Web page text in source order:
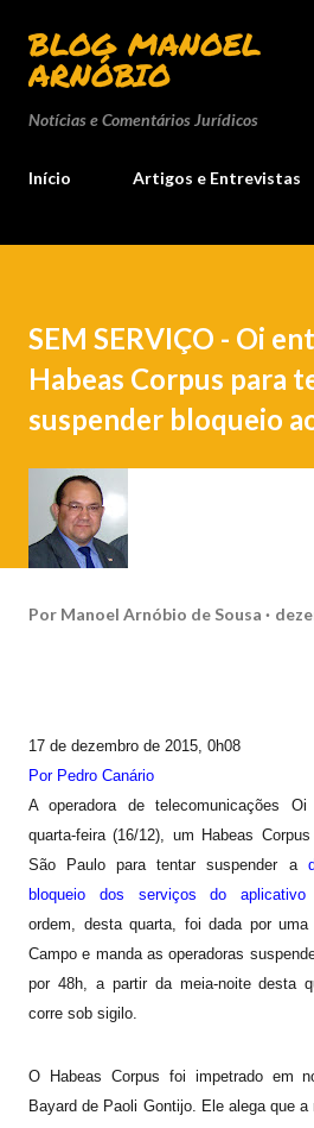
Pular para o
BLOG MANOEL
ARNÓBIO
Notícias e Comentários Jurídicos
Início Artigos e Entrevistas
SEM SERVIÇO - Oi
Habeas Corpus para
suspender bloqueio
Por Manoel Arnóbio de Sousa
17 de dezembro de 2015, 0h08
Por Pedro Canário
A operadora de telecomunicações
quarta-feira (16/12), um Habeas
São Paulo para tentar suspender a
bloqueio dos serviços do aplicativo
ordem, desta quarta, foi dada por
Campo e manda as operadoras
por 48h, a partir da meia-noite desta
corre sob sigilo.
O Habeas Corpus foi impetrado em
Bayard de Paoli Gontijo. Ele alega que